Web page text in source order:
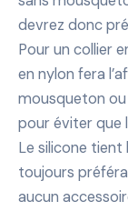
devrez donc
Pour un collier
en nylon fera
mousqueton
pour éviter que
Le silicone tient
toujours
aucun